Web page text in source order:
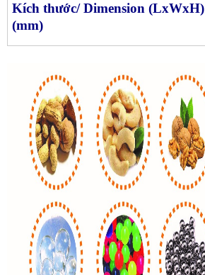
Kích thước/ Dimension (LxWxH)
(mm)